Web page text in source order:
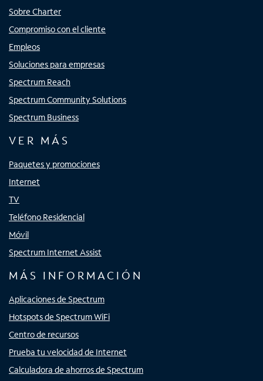
Sobre Charter
Compromiso con el cliente
Empleos
Soluciones para empresas
Spectrum Reach
Spectrum Community Solutions
Spectrum Business
VER MÁS
Paquetes y promociones
Internet
TV
Teléfono Residencial
Móvil
Spectrum Internet Assist
MÁS INFORMACIÓN
Aplicaciones de Spectrum
Hotspots de Spectrum WiFi
Centro de recursos
Prueba tu velocidad de Internet
Calculadora de ahorros de Spectrum